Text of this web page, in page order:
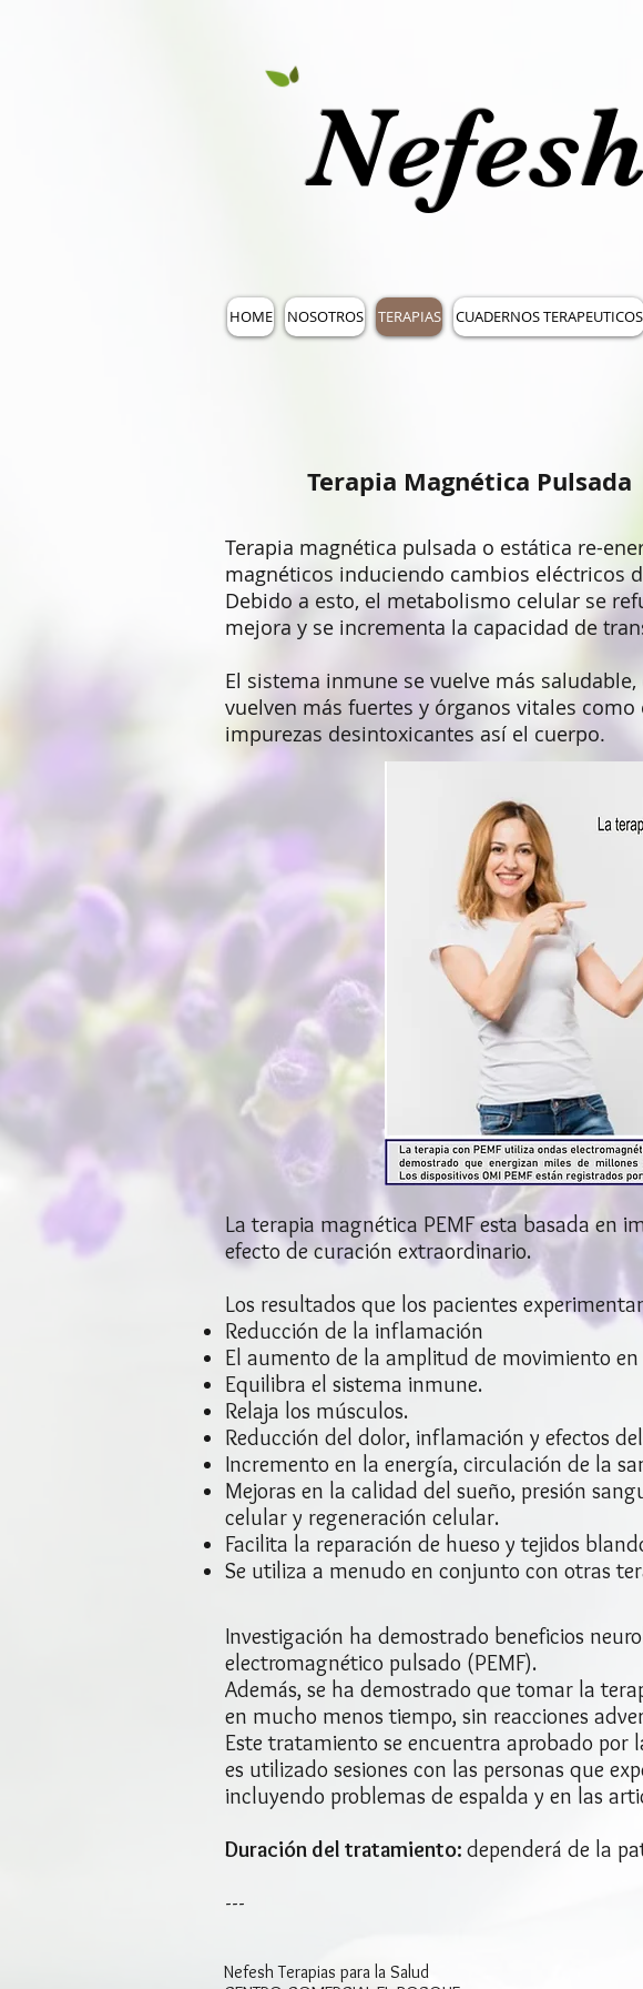
Nefesh
HOME NOSOTROS TERAPIAS CUADERNOS TERAPEUTICOS
Terapia Magnética Pulsada
Terapia magnética pulsada o estática re-
magnéticos induciendo cambios eléctricos
Debido a esto, el metabolismo celular se
mejora y se incrementa la capacidad de
El sistema inmune se vuelve más
vuelven más fuertes y órganos vitales
impurezas desintoxicantes así el cuerpo.
La terapia magnética PEMF esta basada en
efecto de curación extraordinario.
Los resultados que los pacientes
Reducción de la inflamación
El aumento de la amplitud de movimiento en
Equilibra el sistema inmune.
Relaja los músculos.
Reducción del dolor, inflamación y efectos
Incremento en la energía, circulación de la
Mejoras en la calidad del sueño, presión
celular y regeneración celular.
Facilita la reparación de hueso y tejidos
Se utiliza a menudo en conjunto con otras
Investigación ha demostrado beneficios
electromagnético pulsado (PEMF).
Además, se ha demostrado que tomar la
en mucho menos tiempo, sin reacciones
Este tratamiento se encuentra aprobado por
es utilizado sesiones con las personas que
incluyendo problemas de espalda y en las
Duración del tratamiento: dependerá de la
---
Nefesh​ Terapias para la Salud​